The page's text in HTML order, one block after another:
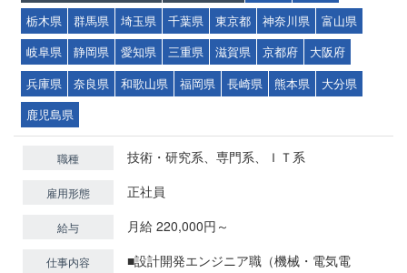
栃木県
群馬県 埼玉県 千葉県 東京都 神奈川県
富山県
岐阜県
静岡県 愛知県 三重県 滋賀県 京都府
大阪府
兵庫県
奈良県 和歌山県 福岡県 長崎県 熊本県
大分県
鹿児島県
職種 技術・研究系、専門系、ＩＴ系
雇用形態 正社員
給与 月給 220,000円～
仕事内容
■設計開発エンジニア職（機械・電気電